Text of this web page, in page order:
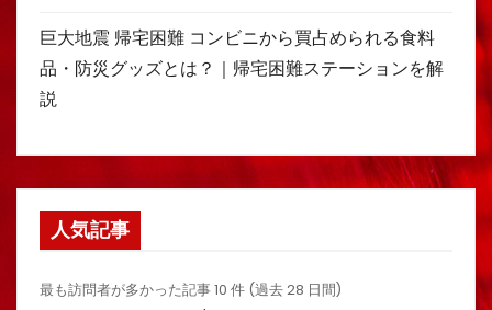
巨大地震 帰宅困難 コンビニから買占められる食料
品・防災グッズとは？｜帰宅困難ステーションを解
説
人気記事
最も訪問者が多かった記事 10 件 (過去 28 日間)